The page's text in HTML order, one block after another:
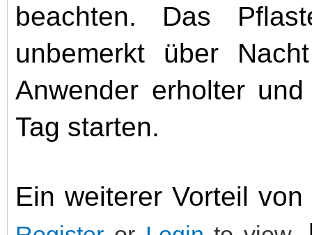
beachten. Das
unbemerkt über
Anwender erholter
Tag starten.
Ein weiterer Vorteil